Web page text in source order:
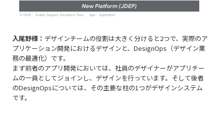
入尾野様： デザインチームの役割は大きく分けると2つで、実際のア
プリケーション開発におけるデザインと、DesignOps（デザイン業
務の最適化）です。
まず前者のアプリ開発においては、社員のデザイナーがアプリチー
ムの一員としてジョインし、デザインを行っています。そして後者
のDesignOpsについては、その主要な柱の1つがデザインシステム
です。